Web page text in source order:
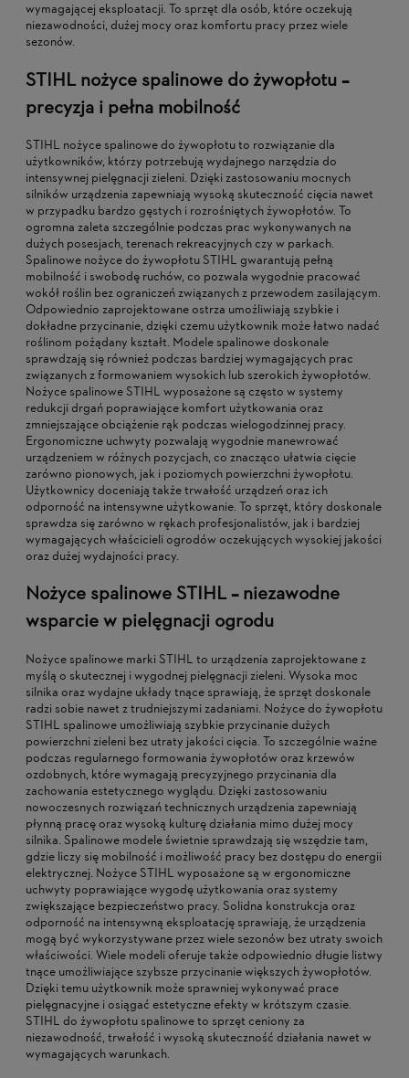
wymagającej eksploatacji. To sprzęt dla osób, które oczekują
niezawodności, dużej mocy oraz komfortu pracy przez wiele
sezonów.
STIHL nożyce spalinowe do żywopłotu –
precyzja i pełna mobilność
STIHL nożyce spalinowe do żywopłotu to rozwiązanie dla
użytkowników, którzy potrzebują wydajnego narzędzia do
intensywnej pielęgnacji zieleni. Dzięki zastosowaniu mocnych
silników urządzenia zapewniają wysoką skuteczność cięcia nawet
w przypadku bardzo gęstych i rozrośniętych żywopłotów. To
ogromna zaleta szczególnie podczas prac wykonywanych na
dużych posesjach, terenach rekreacyjnych czy w parkach.
Spalinowe nożyce do żywopłotu STIHL gwarantują pełną
mobilność i swobodę ruchów, co pozwala wygodnie pracować
wokół roślin bez ograniczeń związanych z przewodem zasilającym.
Odpowiednio zaprojektowane ostrza umożliwiają szybkie i
dokładne przycinanie, dzięki czemu użytkownik może łatwo nadać
roślinom pożądany kształt. Modele spalinowe doskonale
sprawdzają się również podczas bardziej wymagających prac
związanych z formowaniem wysokich lub szerokich żywopłotów.
Nożyce spalinowe STIHL wyposażone są często w systemy
redukcji drgań poprawiające komfort użytkowania oraz
zmniejszające obciążenie rąk podczas wielogodzinnej pracy.
Ergonomiczne uchwyty pozwalają wygodnie manewrować
urządzeniem w różnych pozycjach, co znacząco ułatwia cięcie
zarówno pionowych, jak i poziomych powierzchni żywopłotu.
Użytkownicy doceniają także trwałość urządzeń oraz ich
odporność na intensywne użytkowanie. To sprzęt, który doskonale
sprawdza się zarówno w rękach profesjonalistów, jak i bardziej
wymagających właścicieli ogrodów oczekujących wysokiej jakości
oraz dużej wydajności pracy.
Nożyce spalinowe STIHL – niezawodne
wsparcie w pielęgnacji ogrodu
Nożyce spalinowe marki STIHL to urządzenia zaprojektowane z
myślą o skutecznej i wygodnej pielęgnacji zieleni. Wysoka moc
silnika oraz wydajne układy tnące sprawiają, że sprzęt doskonale
radzi sobie nawet z trudniejszymi zadaniami. Nożyce do żywopłotu
STIHL spalinowe umożliwiają szybkie przycinanie dużych
powierzchni zieleni bez utraty jakości cięcia. To szczególnie ważne
podczas regularnego formowania żywopłotów oraz krzewów
ozdobnych, które wymagają precyzyjnego przycinania dla
zachowania estetycznego wyglądu. Dzięki zastosowaniu
nowoczesnych rozwiązań technicznych urządzenia zapewniają
płynną pracę oraz wysoką kulturę działania mimo dużej mocy
silnika. Spalinowe modele świetnie sprawdzają się wszędzie tam,
gdzie liczy się mobilność i możliwość pracy bez dostępu do energii
elektrycznej. Nożyce STIHL wyposażone są w ergonomiczne
uchwyty poprawiające wygodę użytkowania oraz systemy
zwiększające bezpieczeństwo pracy. Solidna konstrukcja oraz
odporność na intensywną eksploatację sprawiają, że urządzenia
mogą być wykorzystywane przez wiele sezonów bez utraty swoich
właściwości. Wiele modeli oferuje także odpowiednio długie listwy
tnące umożliwiające szybsze przycinanie większych żywopłotów.
Dzięki temu użytkownik może sprawniej wykonywać prace
pielęgnacyjne i osiągać estetyczne efekty w krótszym czasie.
STIHL do żywopłotu spalinowe to sprzęt ceniony za
niezawodność, trwałość i wysoką skuteczność działania nawet w
wymagających warunkach.